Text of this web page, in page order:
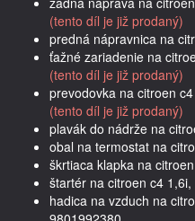
(tento díl je již prodaný)
predná nápravnica na
ťažné zariadenie na
(tento díl je již prodaný)
prevodovka na citroen
(tento díl je již prodaný)
plavák do nádrže na
obal na termostat na
škrtiaca klapka na
štartér na citroen c4
hadica na vzduch na